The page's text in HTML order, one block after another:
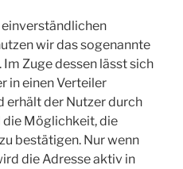
wir das sogenannte
Zuge dessen lässt sich
in einen Verteiler
erhält der Nutzer durch
Möglichkeit, die
bestätigen. Nur wenn
die Adresse aktiv in